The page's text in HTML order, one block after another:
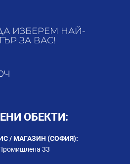
ИЗБЕРЕМ НАЙ-
ЗА ВАС!
ОБЕКТИ:
/ МАГАЗИН (СОФИЯ):
33